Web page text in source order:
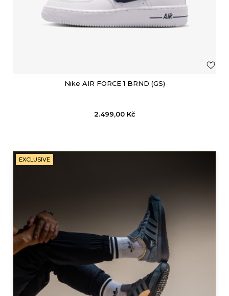
Nike AIR FORCE 1 BRND (GS)
2.499,00 Kč
EXCLUSIVE